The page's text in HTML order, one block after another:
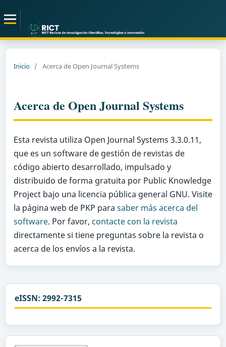
Inicio / Acerca de Open Journal Systems
Acerca de Open Journal Systems
Esta revista utiliza Open Journal Systems 3.3.0.11,
que es un software de gestión de revistas de
código abierto desarrollado, impulsado y
distribuido de forma gratuita por Public Knowledge
Project bajo una licencia pública general GNU. Visite
la página web de PKP para saber más acerca del
software. Por favor, contacte con la revista
directamente si tiene preguntas sobre la revista o
acerca de los envíos a la revista.
eISSN: 2992-7315